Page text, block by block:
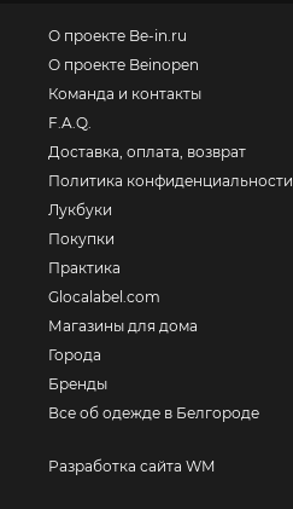
О проекте Be-in.ru
О проекте Beinopen
Команда и контакты
F.A.Q.
Доставка, оплата, возврат
Политика конфиденциальности
Лукбуки
Покупки
Практика
Glocalabel.com
Магазины для дома
Города
Бренды
Все об одежде в Белгороде
Разработка сайта WM